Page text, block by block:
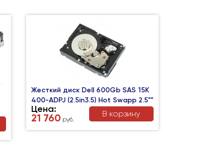
Жесткий диск Dell 600Gb SAS 15K
400-ADPJ (2.5in3.5) Hot Swapp 2.5""
Цена:
21 760 руб.
В корзину